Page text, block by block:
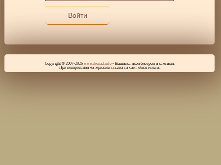
Войти
Copyright © 2007-2026 www.ikona2.info- Вышивка икон бисером и камнями.
При копировании материалов ссылка на сайт обязательна.